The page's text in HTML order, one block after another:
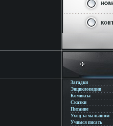
Загадки
Энциклопедии
Комиксы
Сказки
Питание
Уход за малышом
Учимся писать